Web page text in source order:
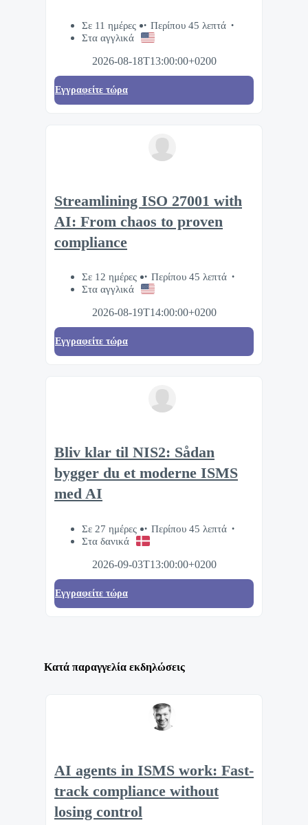
Σε 11 ημέρες
Περίπου 45 λεπτά
Στα αγγλικά
2026-08-18T13:00:00+0200
Eγγραφείτε τώρα
Streamlining ISO 27001 with
AI: From chaos to proven
compliance
Σε 12 ημέρες
Περίπου 45 λεπτά
Στα αγγλικά
2026-08-19T14:00:00+0200
Eγγραφείτε τώρα
Bliv klar til NIS2: Sådan
bygger du et moderne ISMS
med AI
Σε 27 ημέρες
Περίπου 45 λεπτά
Στα δανικά
2026-09-03T13:00:00+0200
Eγγραφείτε τώρα
Κατά παραγγελία εκδηλώσεις
AI agents in ISMS work: Fast-
track compliance without
losing control